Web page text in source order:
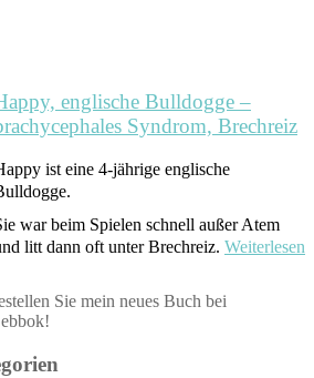
englische Bulldogge –
Syndrom, Brechreiz
ist eine 4-jährige englische
war beim Spielen schnell außer Atem
litt dann oft unter Brechreiz. Weiterlesen